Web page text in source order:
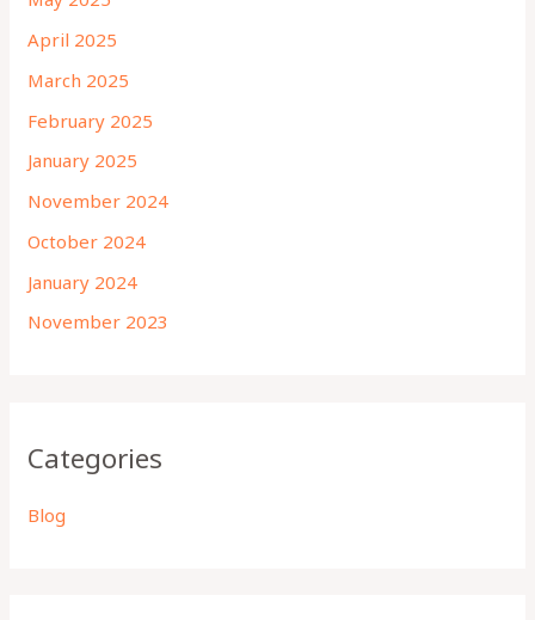
April 2025
March 2025
February 2025
January 2025
November 2024
October 2024
January 2024
November 2023
Categories
Blog